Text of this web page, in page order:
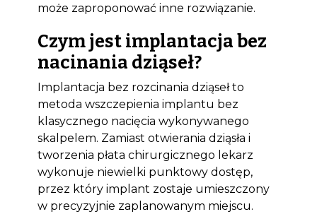
może zaproponować inne rozwiązanie.
Czym jest implantacja bez
nacinania dziąseł?
Implantacja bez rozcinania dziąseł to
metoda wszczepienia implantu bez
klasycznego nacięcia wykonywanego
skalpelem. Zamiast otwierania dziąsła i
tworzenia płata chirurgicznego lekarz
wykonuje niewielki punktowy dostęp,
przez który implant zostaje umieszczony
w precyzyjnie zaplanowanym miejscu.